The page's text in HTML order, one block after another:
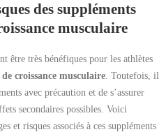
des suppléments
musculaire
être très bénéfiques pour les athlètes
croissance musculaire . Toutefois, il
avec précaution et de s’assurer
secondaires possibles. Voici
et risques associés à ces suppléments